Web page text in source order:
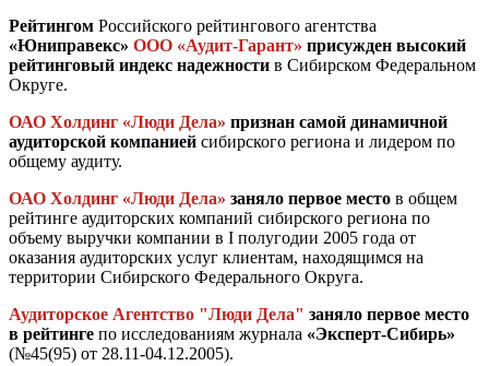
Рейтингом Российского рейтингового агентства
«Юниправекс» ООО «Аудит-Гарант» присужден высокий
рейтинговый индекс надежности в Сибирском Федеральном
Округе.
ОАО Холдинг «Люди Дела» признан самой динамичной
аудиторской компанией сибирского региона и лидером по
общему аудиту.
ОАО Холдинг «Люди Дела» заняло первое место в общем
рейтинге аудиторских компаний сибирского региона по
объему выручки компании в I полугодии 2005 года от
оказания аудиторских услуг клиентам, находящимся на
территории Сибирского Федерального Округа.
Аудиторское Агентство "Люди Дела" заняло первое место
в рейтинге по исследованиям журнала «Эксперт-Сибирь»
(№45(95) от 28.11-04.12.2005).